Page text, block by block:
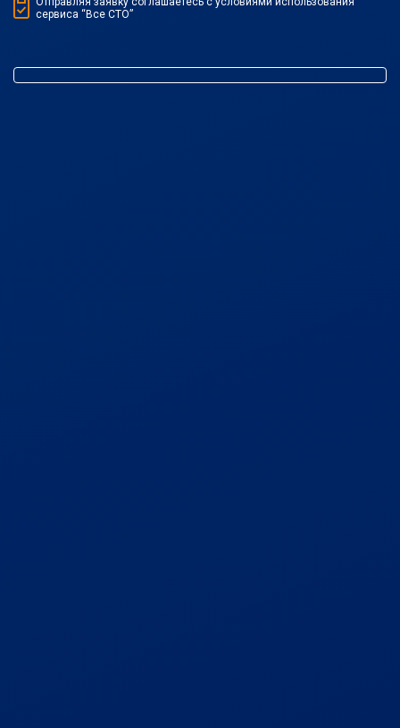
сервиса “Все СТО”